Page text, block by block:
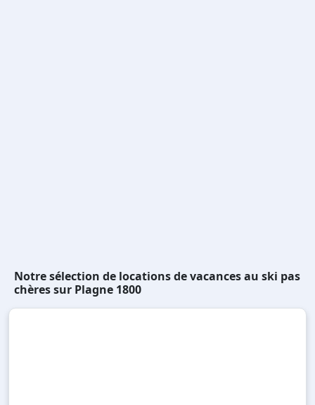
Notre sélection de locations de vacances au ski pas
chères sur Plagne 1800